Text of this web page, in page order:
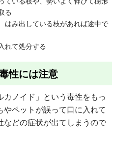
る
はみ出している枝があれば途中で
れて処分する
性には注意
ノイド」という毒性をもっ
ペットが誤って口に入れて
などの症状が出てしまうので